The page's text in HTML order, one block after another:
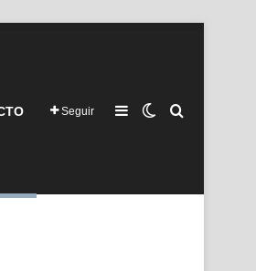
Seguir Barra lateral
Switch skin